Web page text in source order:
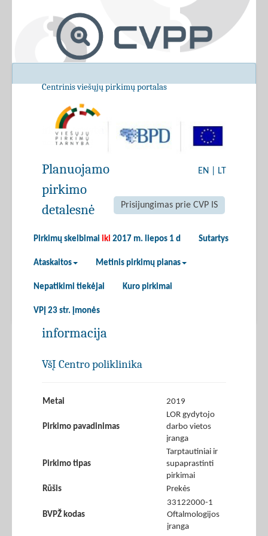
Centrinis viešųjų pirkimų portalas
EN LT
Prisijungimas prie CVP IS
Pirkimų skelbimai iki 2017 m. liepos 1 d Sutartys
Ataskaitos Metinis pirkimų planas
Nepatikimi tiekėjai Kuro pirkimai
VPĮ 23 str. įmonės
Planuojamo
pirkimo
detalesnė
informacija
VšĮ Centro poliklinika
Metai 2019
Pirkimo pavadinimas
LOR gydytojo
darbo vietos
įranga
Pirkimo tipas
Tarptautiniai ir
supaprastinti
pirkimai
Rūšis
Prekės
BVPŽ kodas
33122000-1
Oftalmologijos
įranga